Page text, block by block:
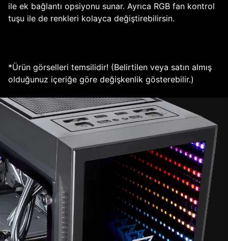
ile ek bağlantı opsiyonu sunar. Ayrıca RGB fan kontrol
tuşu ile de renkleri kolayca değiştirebilirsin.
*Ürün görselleri temsilidir! (Belirtilen veya satın almış
olduğunuz içeriğe göre değişkenlik gösterebilir.)